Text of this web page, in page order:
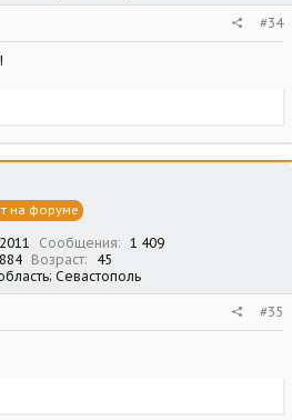
#34
на форуме
Сообщения
1 409
Возраст
45
Севастополь
#35